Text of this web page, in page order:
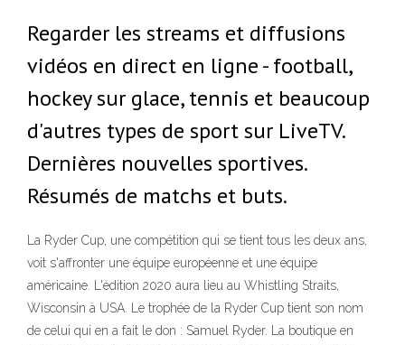
Regarder les streams et diffusions
vidéos en direct en ligne - football,
hockey sur glace, tennis et beaucoup
d'autres types de sport sur LiveTV.
Dernières nouvelles sportives.
Résumés de matchs et buts.
La Ryder Cup, une compétition qui se tient tous les deux ans,
voit s'affronter une équipe européenne et une équipe
américaine. L'édition 2020 aura lieu au Whistling Straits,
Wisconsin à USA. Le trophée de la Ryder Cup tient son nom
de celui qui en a fait le don : Samuel Ryder. La boutique en